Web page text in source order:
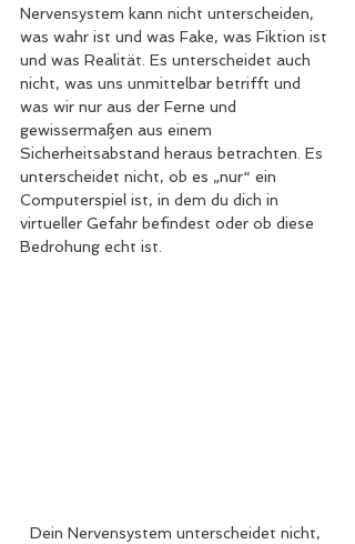
Nervensystem kann nicht unterscheiden,
was wahr ist und was Fake, was Fiktion ist
und was Realität. Es unterscheidet auch
nicht, was uns unmittelbar betrifft und
was wir nur aus der Ferne und
gewissermaßen aus einem
Sicherheitsabstand heraus betrachten. Es
unterscheidet nicht, ob es „nur“ ein
Computerspiel ist, in dem du dich in
virtueller Gefahr befindest oder ob diese
Bedrohung echt ist.
Dein Nervensystem unterscheidet nicht,